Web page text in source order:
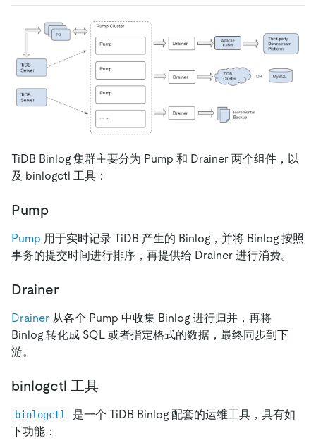
TiDB Binlog 集群主要分为 Pump 和 Drainer 两个组件，以
及 binlogctl 工具：
Pump
Pump 用于实时记录 TiDB 产生的 Binlog，并将 Binlog 按照
事务的提交时间进行排序，再提供给 Drainer 进行消费。
Drainer
Drainer 从各个 Pump 中收集 Binlog 进行归并，再将
Binlog 转化成 SQL 或者指定格式的数据，最终同步到下
游。
binlogctl 工具
binlogctl
是一个 TiDB Binlog 配套的运维工具，具有如
下功能：